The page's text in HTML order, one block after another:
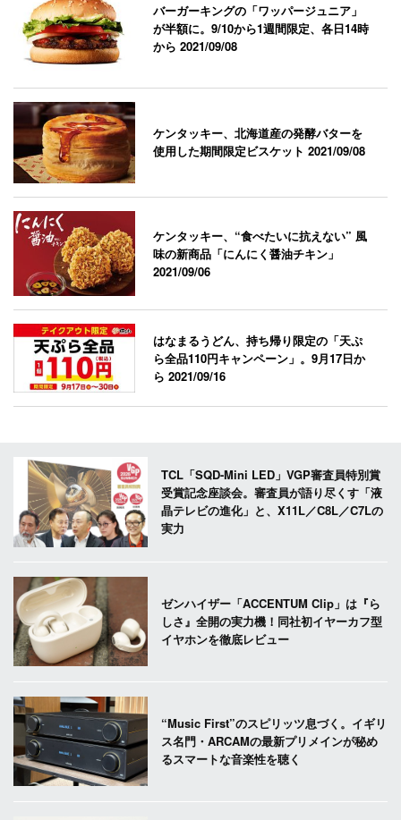
バーガーキングの「ワッパージュニア」
が半額に。9/10から1週間限定、各日14時
から2021/09/08
ケンタッキー、北海道産の発酵バターを
使用した期間限定ビスケット2021/09/08
ケンタッキー、“食べたいに抗えない” 風
味の新商品「にんにく醤油チキン」
2021/09/06
はなまるうどん、持ち帰り限定の「天ぷ
ら全品110円キャンペーン」。9月17日か
ら2021/09/16
TCL「SQD-Mini LED」VGP審査員特別賞
受賞記念座談会。審査員が語り尽くす「液
晶テレビの進化」と、X11L／C8L／C7Lの
実力
ゼンハイザー「ACCENTUM Clip」は『ら
しさ』全開の実力機！同社初イヤーカフ型
イヤホンを徹底レビュー
“Music First”のスピリッツ息づく。イギリ
ス名門・ARCAMの最新プリメインが秘め
るスマートな音楽性を聴く